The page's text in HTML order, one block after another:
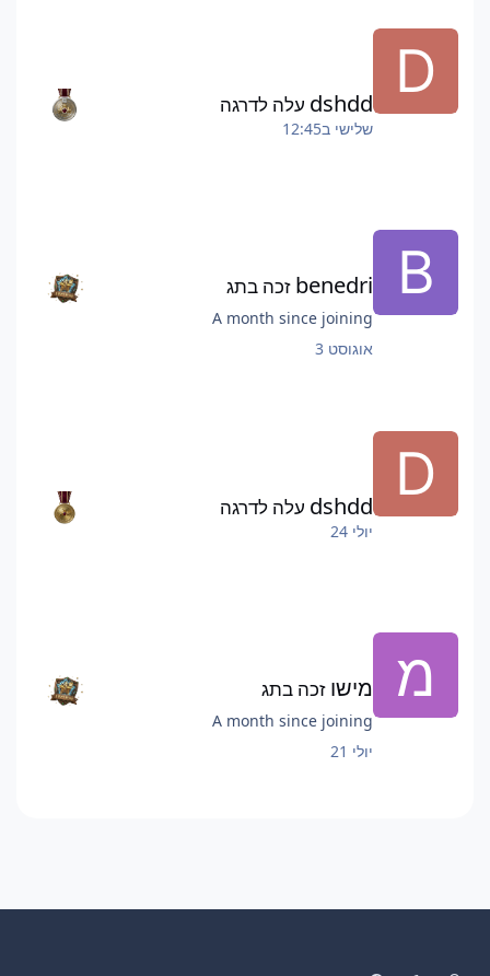
dshdd עלה לדרגה
שלישי ב12:45
benedri זכה בתג
A month since joining
אוגוסט 3
dshdd עלה לדרגה
יולי 24
מישו זכה בתג
A month since joining
יולי 21
Light Mode
Dark Mode
System Preference